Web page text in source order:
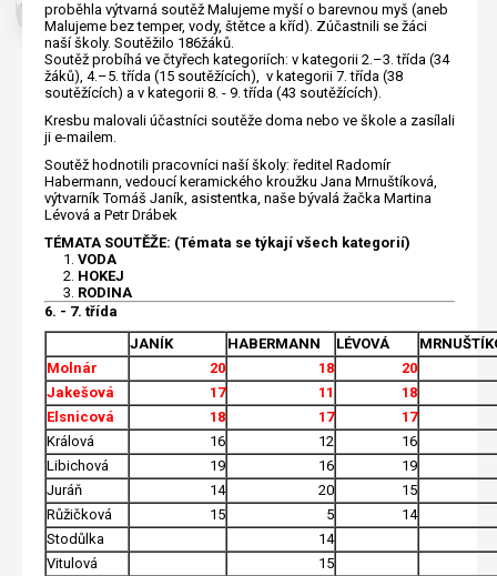
proběhla výtvarná soutěž Malujeme myší o barevnou myš (aneb
Malujeme bez temper, vody, štětce a kříd). Zúčastnili se žáci
naší školy. Soutěžilo 186žáků.
Soutěž probíhá ve čtyřech kategoriích: v kategorii 2.–3. třída (34
žáků), 4.–5. třída (15 soutěžících), v kategorii 7. třída (38
soutěžících) a v kategorii 8. - 9. třída (43 soutěžících).
Kresbu malovali účastníci soutěže doma nebo ve škole a zasílali
ji e-mailem.
Soutěž hodnotili pracovníci naší školy: ředitel Radomír
Habermann, vedoucí keramického kroužku Jana Mrnuštíková,
výtvarník Tomáš Janík, asistentka, naše bývalá žačka Martina
Lévová a Petr Drábek
TÉMATA SOUTĚŽE: (Témata se týkají všech kategorií)
VODA
HOKEJ
RODINA
6. - 7. třída
JANÍK
HABERMANN LÉVOVÁ
Molnár
20 18
20
Jakešová
17 11
18
Elsnicová
18 17
17
Králová
16 12
16
Libichová
19 16
19
Juráň
14 20
15
Růžičková
15 5
14
Stodůlka
14
Vitulová
15